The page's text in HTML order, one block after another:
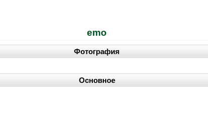
emo
Фотография
Основное